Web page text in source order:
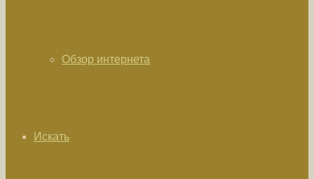
Обзор интернета
Искать